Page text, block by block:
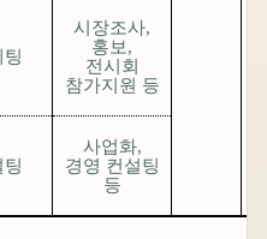
팅
시장조사,
홍보,
전시회
참가지원 등
팅
사업화,
경영 컨설팅
등